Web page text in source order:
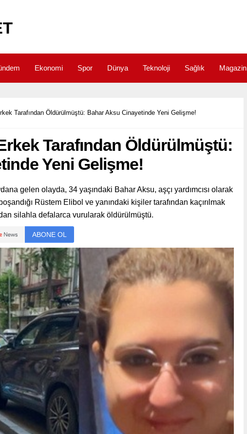
Ekonomi Spor Dünya Teknoloji Sağlık Magazin
Tarafından Öldürülmüştü: Bahar Aksu Cinayetinde Yeni Gelişme!
Tarafından Öldürülmüştü:
Yeni Gelişme!
gelen olayda, 34 yaşındaki Bahar Aksu, aşçı yardımcısı olarak
Rüstem Elibol ve yanındaki kişiler tarafından kaçırılmak
silahla defalarca vurularak öldürülmüştü.
ABONE OL